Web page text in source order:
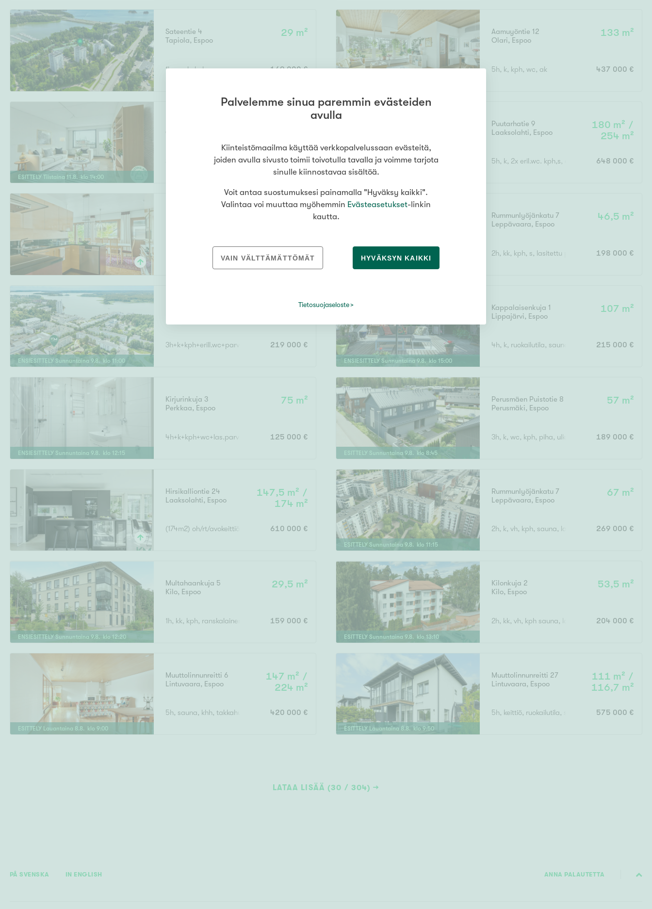
Sateentie 4
Tapiola, Espoo
29 m²
1h, avok, kph 169 000 €
Aamuyöntie 12
Olari, Espoo
133 m²
5h, k, kph, wc, ak 437 000 €
ESITTELY Tiistaina 11 .8. klo 14:00
3h, k, kph, lasit.p. 129 000 €
Puutarhatie 9
Laaksolahti, Espoo
180 m² /
254 m²
5h, k, 2x eril.wc. kph,s, autokatos 648 000 €
5h, avokeittiö, kph, s, khh, vh, erill.wc, autokatos, varasto
290 000 €
ESITTELY Sunnuntaina 9.8. klo10:15
Rummunlyöjänkatu 7
Leppävaara, Espoo
46,5 m²
2h, kk, kph, s, lasitettu parveke 198 000 €
ENSIESITTELY Sunnuntaina 9.8 . klo 11 :00
82 m²
3h+k+kph+erill.wc+parveke 219 000 €
ENSIESITTELY Sunnuntaina 9.8. klo 15:00
Kappalaisenkuja 1
Lippajärvi, Espoo
107 m²
4h, k, ruokailutila, sauna/kph/wc, vh, erill.wc,
215 000 €
ENSIESITTELY Sunnuntaina 9.8. klo 12:15
Kirjurinkuja 3
Perkkaa, Espoo
75 m²
4h+k+kph+wc+las.parv 125 000 €
ESITTELY Sunnuntaina 9.8. klo 8:45
Perusmäen Puistotie 8
Perusmäki, Espoo
57 m²
3h, k, wc, kph, piha, ulkovarasto, 189 000 €
Hirsikalliontie 24
Laaksolahti, Espoo
147,5 m² /
174 m²
(174m2) oh/rt/avokeittiö, 3mh, takkah, askartelutila, saunaosasto, kph, vh, khh, 3wc, terassiparveke, 2 terassia
610 000 €
ESITTELY Sunnuntaina 9.8. klo 11 :15
Rummunlyöjänkatu 7
Leppävaara, Espoo
67 m²
2h, k, vh, kph, sauna, lasitettu parveke269 000 €
ENSIESITTELY Sunnuntaina 9.8. klo 12:20
Multahaankuja 5
Kilo, Espoo
29,5 m²
1h, kk, kph, ranskalainen parveke 159 000 €
ESITTELY Sunnuntaina 9.8. klo 13:10
Kilonkuja 2
Kilo, Espoo
53,5 m²
2h, kk, vh, kph sauna, lasitettu parveke204 000 €
ESITTELY Lauantaina 8 .8. klo 9:00
Muuttolinnunreitti 6
Lintuvaara, Espoo
147 m² /
224 m²
5h, sauna, khh, takkahuone, 2xwc, uima-allas, autotalli, varasto, pihavarasto
420 000 €
ESITTELY Lauantaina 8 .8. klo 9:50
Muuttolinnunreitti 27
Lintuvaara, Espoo
111 m² /
116,7 m²
5h, keittiö, ruokailutila, saunaosasto, kylpyhuone,
575 000 €
LATAA LISÄÄ (30 / 304)
PÅ SVENSKA IN ENGLISH ANNA PALAUTETTA
Palvelemme sinua paremmin evästeiden
avulla
Kiinteistömaailma käyttää verkkopalvelussaan evästeitä,
joiden avulla sivusto toimii toivotulla tavalla ja voimme tarjota
sinulle kiinnostavaa sisältöä.
Voit antaa suostumuksesi painamalla "Hyväksy kaikki".
Valintaa voi muuttaa myöhemmin Evästeasetukset-linkin
kautta.
VAIN VÄLTTÄMÄTTÖMÄT HYVÄKSYN KAIKKI
Tietosuojaseloste